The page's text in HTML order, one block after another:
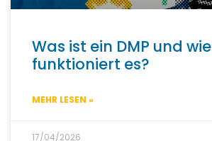
Was ist ein DMP und wie
funktioniert es?
MEHR LESEN »
17/04/2026